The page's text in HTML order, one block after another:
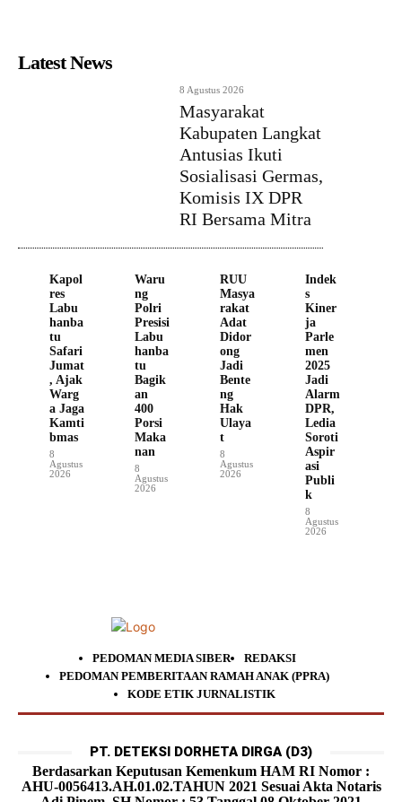
Latest News
8 Agustus 2026
Masyarakat
Kabupaten Langkat
Antusias Ikuti
Sosialisasi Germas,
Komisis IX DPR
RI Bersama Mitra
Kapol
res
Labu
hanba
tu
Safari
Jumat
, Ajak
Warg
a Jaga
Kamti
bmas
8
Agustus
2026
Waru
ng
Polri
Presisi
Labu
hanba
tu
Bagik
an
400
Porsi
Maka
nan
8
Agustus
2026
RUU
Masya
rakat
Adat
Didor
ong
Jadi
Bente
ng
Hak
Ulaya
t
8
Agustus
2026
Indek
s
Kiner
ja
Parle
men
2025
Jadi
Alarm
DPR,
Ledia
Soroti
Aspir
asi
Publi
k
8
Agustus
2026
PEDOMAN MEDIA SIBER
REDAKSI
PEDOMAN PEMBERITAAN RAMAH ANAK (PPRA)
KODE ETIK JURNALISTIK
PT. DETEKSI DORHETA DIRGA (D3)
Berdasarkan Keputusan Kemenkum HAM RI Nomor :
AHU-0056413.AH.01.02.TAHUN 2021 Sesuai Akta Notaris